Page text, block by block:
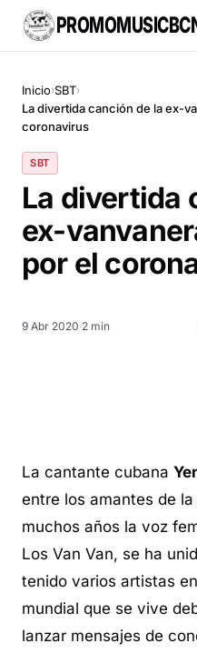
Inicio›SBT›
La divertida canción de la ex-
coronavirus
SBT
La divertida
ex-
por el
9 Abr 2020·2 min
La cantante cubana
entre los amantes de
muchos años la voz
Los Van Van, se ha
tenido varios artistas
mundial que se vive
lanzar mensajes de